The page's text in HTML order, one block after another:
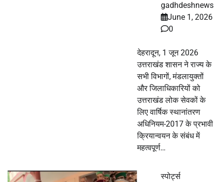
gadhdeshnews
June 1, 2026
0
देहरादून, 1 जून 2026
उत्तराखंड शासन ने राज्य के
सभी विभागों, मंडलायुक्तों
और जिलाधिकारियों को
उत्तराखंड लोक सेवकों के
लिए वार्षिक स्थानांतरण
अधिनियम-2017 के प्रभावी
क्रियान्वयन के संबंध में
महत्वपूर्ण…
स्पोर्ट्स